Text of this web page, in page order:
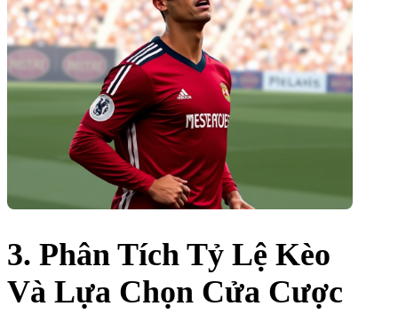
3. Phân Tích Tỷ Lệ Kèo
Và Lựa Chọn Cửa Cược